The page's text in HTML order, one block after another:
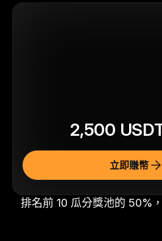
排名前 10 瓜分獎池的 50%
2,500
立即賺幣